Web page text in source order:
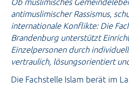
antimuslimischer Rassismus,
internationale Konflikte: Die
Brandenburg unterstützt
Einzelpersonen durch
vertraulich, lösungsorientiert
Die Fachstelle Islam berät im